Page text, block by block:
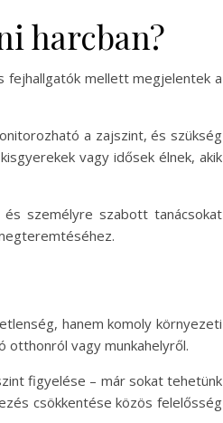
harcban?
fejhallgatók mellett megjelentek a
a zajszint, és szükség
vagy idősek élnek, akik
és személyre szabott tanácsokat
hanem komoly környezeti
vagy munkahelyről.
figyelése – már sokat tehetünk
csökkentése közös felelősség